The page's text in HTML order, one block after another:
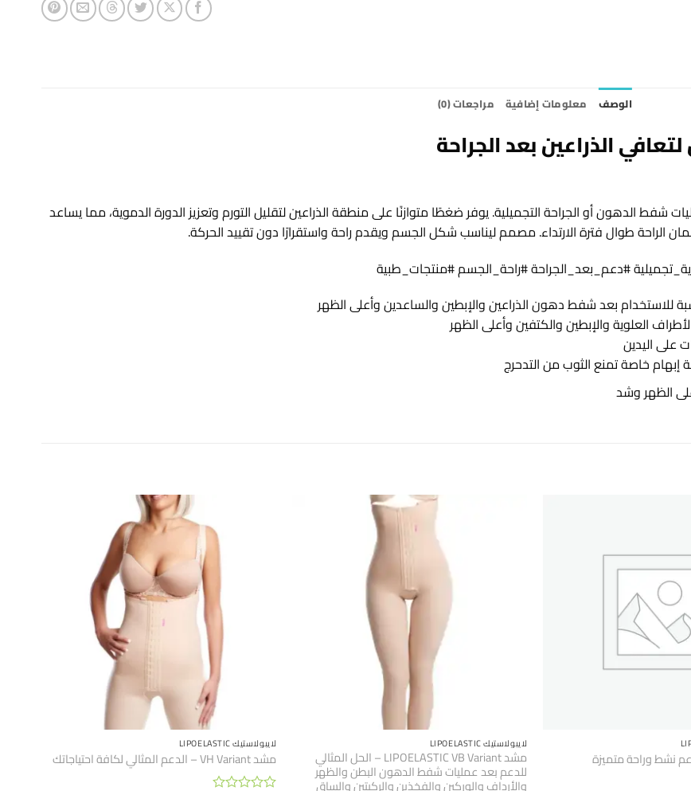
الوصف معلومات إضافية مراجعات (0)
شفط الدهون أو الجراحة التجميلية. يوفر ضغطًا متوازنًا على منطقة الذراعين لتقليل التورم وتعزيز الدورة الدموية، مما يساعد
الراحة طوال فترة الارتداء. مصمم ليناسب شكل الجسم ويقدم راحة واستقرارًا دون تقييد الحركة.
للاستخدام بعد شفط دهون الذراعين والإبطين والساعدين وأعلى الظهر
العلوية والإبطين والكتفين وأعلى الظهر
على اليدين
إبهام خاصة تمنع الثوب من التدحرج
الظهر وشد
لايبولاستيك LIPOELASTIC
مشد LIPOELASTIC VB Variant – الحل المثالي
للدعم بعد عمليات شفط الدهون البطن والظهر
والأرداف والوركين والفخذين والركبتين والساق
لايبولاستيك LIPOELASTIC
مشد VH Variant – الدعم المثالي لكافة احتياجاتك